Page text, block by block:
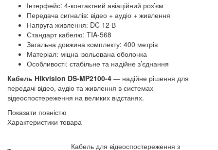
Інтерфейс: 4-контактний авіаційний роз’єм
Передача сигналів: відео + аудіо + живлення
Напруга живлення: DC 12 В
Стандарт кабелю: TIA-568
Загальна довжина комплекту: 400 метрів
Матеріал: міцна ізольована оболонка
Особливості: стабільне та надійне з’єднання
Кабель Hikvision DS-MP2100-4 — надійне рішення для
передачі відео, аудіо та живлення в системах
відеоспостереження на великих відстанях.
Показати повністю
Характеристики товара
Кабель для відеоспостереження з